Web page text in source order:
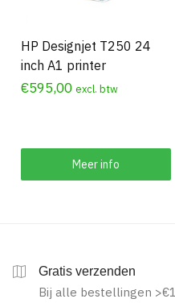
HP Designjet T250 24
inch A1 printer
€595,00 excl. btw
Meer info
Gratis verzenden
Bij alle bestellingen